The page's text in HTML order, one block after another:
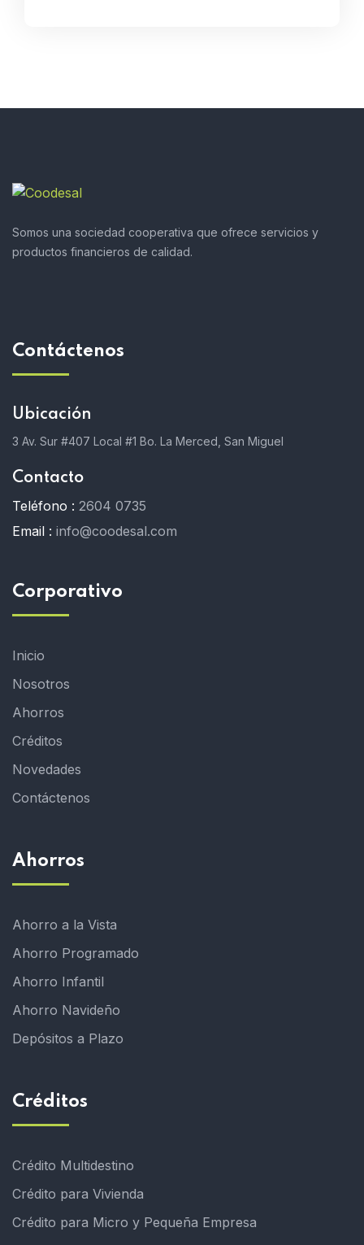
Somos una sociedad cooperativa que ofrece servicios y
productos financieros de calidad.
Contáctenos
Ubicación
3 Av. Sur #407 Local #1 Bo. La Merced, San Miguel
Contacto
Teléfono : 2604 0735
Email : info@coodesal.com
Corporativo
Inicio
Nosotros
Ahorros
Créditos
Novedades
Contáctenos
Ahorros
Ahorro a la Vista
Ahorro Programado
Ahorro Infantil
Ahorro Navideño
Depósitos a Plazo
Créditos
Crédito Multidestino
Crédito para Vivienda
Crédito para Micro y Pequeña Empresa